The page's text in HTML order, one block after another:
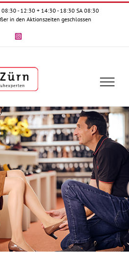
08:30 - 12:30 + 14:30 - 18:30 SA 08:30
in den Aktionszeiten geschlossen
Instagram